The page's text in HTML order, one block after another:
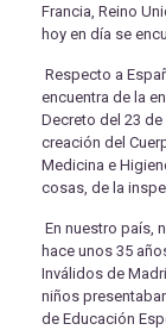
Francia, Reino
hoy en día se
Respecto a
encuentra de la
Decreto del 23
creación del
Medicina e
cosas, de la
En nuestro país,
hace unos 35
Inválidos de
niños
de Educación